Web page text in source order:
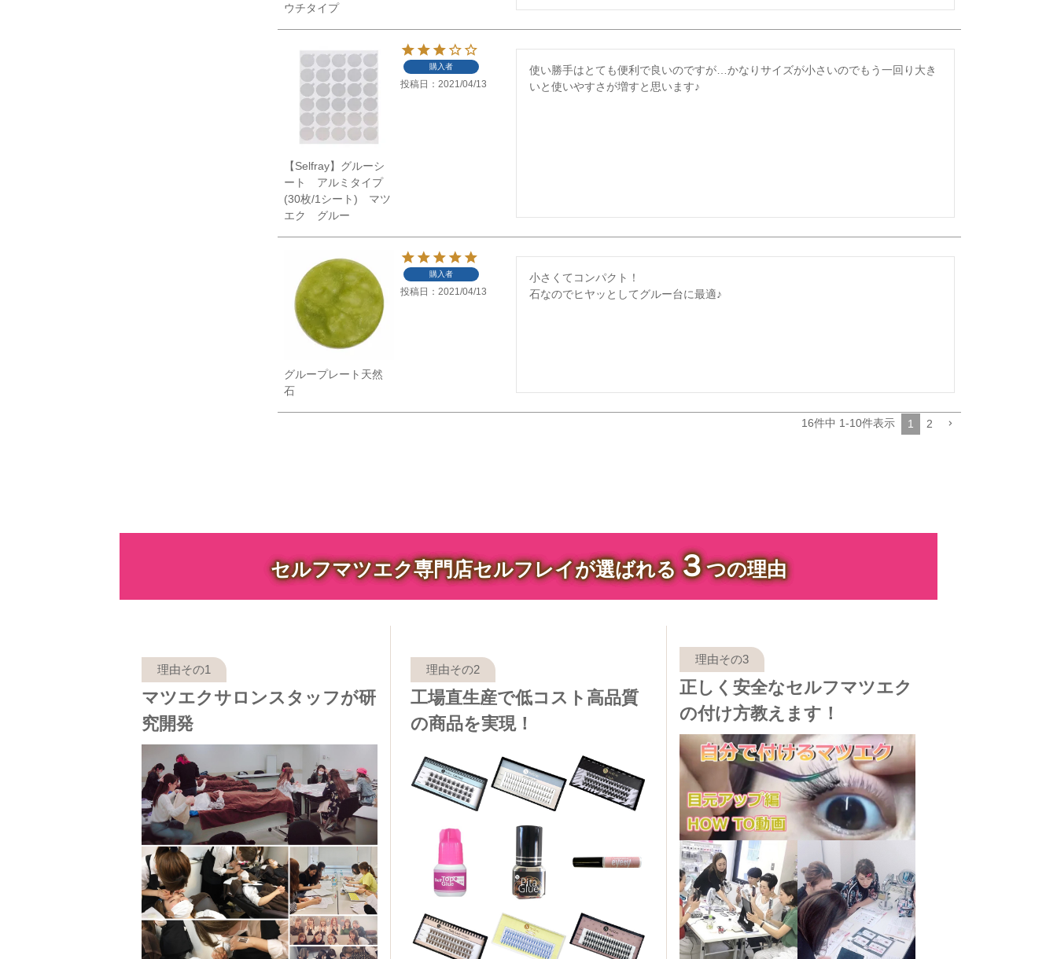
ウチタイプ
【Selfray】グルーシ
ート アルミタイプ
(30枚/1シート) マツ
エク グルー
購入者
投稿日 2021/04/13
使い勝手はとても便利で良いのですが…かなりサイズが小さいのでもう一回り大き
いと使いやすさが増すと思います♪
グループレート天然
石
購入者
投稿日 2021/04/13
小さくてコンパクト！
石なのでヒヤッとしてグルー台に最適♪
16件中 1-10件表示 1 2
セルフマツエク専門店セルフレイが選ばれる３つの理由
マツエクサロンスタッフが研
究開発
工場直生産で低コスト高品質
の商品を実現！
正しく安全なセルフマツエク
の付け方教えます！